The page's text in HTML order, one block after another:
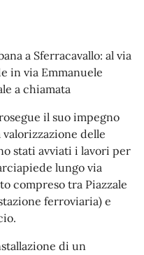
a Sferracavallo: al via
in via Emmanuele
a chiamata
il suo impegno
delle
stati avviati i lavori per
lungo via
compreso tra Piazzale
ferroviaria) e
di un